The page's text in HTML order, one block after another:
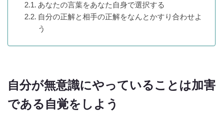
あなたの言葉をあなた自身で選択する
自分の正解と相手の正解をなんとかすり合わせよ
う
自分が無意識にやっていることは加害
である自覚をしよう